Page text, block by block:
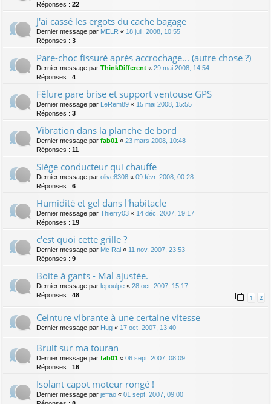
Réponses : 22
J'ai cassé les ergots du cache bagage
Dernier message par MELR « 18 juil. 2008, 10:55
Réponses : 3
Pare-choc fissuré après accrochage... (autre chose ?)
Dernier message par ThinkDifferent « 29 mai 2008, 14:54
Réponses : 4
Fêlure pare brise et support ventouse GPS
Dernier message par LeRem89 « 15 mai 2008, 15:55
Réponses : 3
Vibration dans la planche de bord
Dernier message par fab01 « 23 mars 2008, 10:48
Réponses : 11
Siège conducteur qui chauffe
Dernier message par olive8308 « 09 févr. 2008, 00:28
Réponses : 6
Humidité et gel dans l'habitacle
Dernier message par Thierry03 « 14 déc. 2007, 19:17
Réponses : 19
c'est quoi cette grille ?
Dernier message par Mc Rai « 11 nov. 2007, 23:53
Réponses : 9
Boite à gants - Mal ajustée.
Dernier message par lepoulpe « 28 oct. 2007, 15:17
Réponses : 48 1 2
Ceinture vibrante à une certaine vitesse
Dernier message par Hug « 17 oct. 2007, 13:40
Bruit sur ma touran
Dernier message par fab01 « 06 sept. 2007, 08:09
Réponses : 16
Isolant capot moteur rongé !
Dernier message par jeffao « 01 sept. 2007, 09:00